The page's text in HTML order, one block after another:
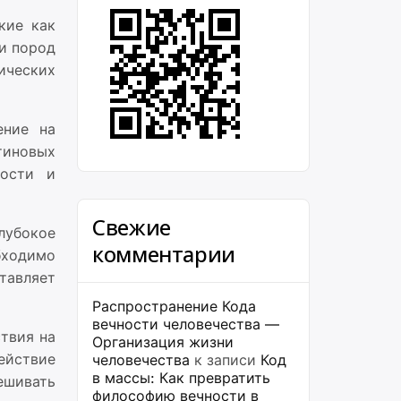
как
пород
на
и
на
Свежие
комментарии
Распространение Кода
вечности человечества —
Организация жизни
человечества к записи Код
в массы: Как превратить
философию вечности в